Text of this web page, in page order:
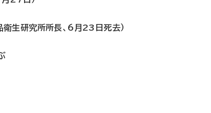
生研究所所長、6月23日死去）